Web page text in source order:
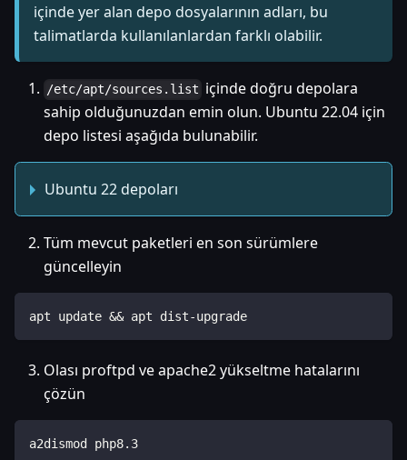
içinde yer alan depo dosyalarının adları, bu
talimatlarda kullanılanlardan farklı olabilir.
/etc/apt/sources.list içinde doğru depolara
sahip olduğunuzdan emin olun. Ubuntu 22.04 için
depo listesi aşağıda bulunabilir.
Ubuntu 22 depoları
Tüm mevcut paketleri en son sürümlere
güncelleyin
apt update && apt dist-upgrade
Olası proftpd ve apache2 yükseltme hatalarını
çözün
a2dismod php8.3